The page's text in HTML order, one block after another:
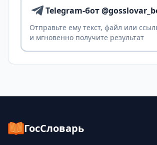
Telegram-бот
Отправьте ему текст, файл или
и мгновенно получите результат
ГосСловарь